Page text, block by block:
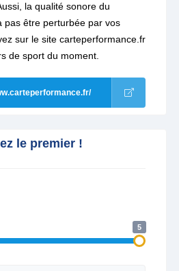
la qualité sonore du
pas être perturbée par vos
sur le site carteperformance.fr
de sport du moment.
le premier !
5